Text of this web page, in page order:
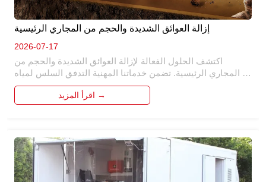
إزالة العوائق الشديدة والحجم من المجاري الرئيسية
2026-07-17
اكتشف الحلول الفعالة لإزالة العوائق الشديدة والحجم من
المجاري الرئيسية. تضمن خدماتنا المهنية التدفق السلس لمياه
الصرف الصحي ، ومنع النسخ الاحتياطية والأضرار المكلفة. من
خلال التقنيات والأدوات المتقدمة ، نتعامل مع العوائق الصعبة
اقرأ المزيد →